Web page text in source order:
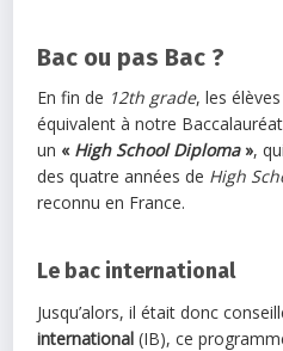
Bac ou pas Bac ?
En fin de 12th grade, les
équivalent à notre
un « High School Diploma»,
des quatre années de High
reconnu en France.
Le bac international
Jusqu’alors, il était donc
international (IB), ce